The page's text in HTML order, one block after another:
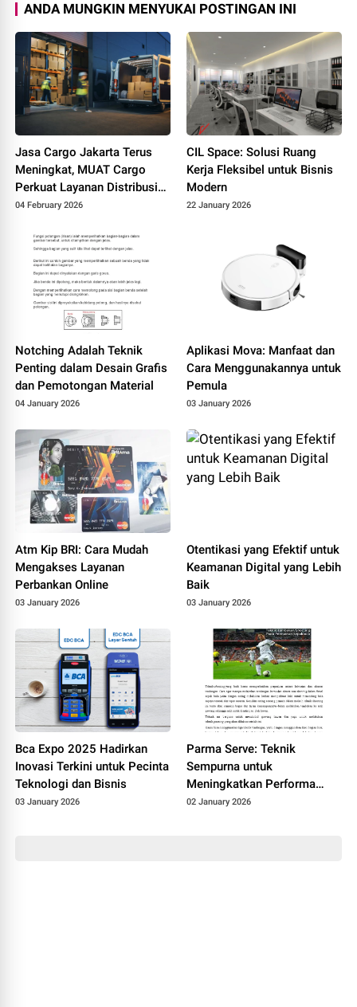
ANDA MUNGKIN MENYUKAI POSTINGAN INI
Jasa Cargo Jakarta Terus
Meningkat, MUAT Cargo
Perkuat Layanan Distribusi
Antar Kota dan Antar Pulau
04 February 2026
CIL Space: Solusi Ruang
Kerja Fleksibel untuk Bisnis
Modern
22 January 2026
Notching Adalah Teknik
Penting dalam Desain Grafis
dan Pemotongan Material
04 January 2026
Aplikasi Mova: Manfaat dan
Cara Menggunakannya untuk
Pemula
03 January 2026
Atm Kip BRI: Cara Mudah
Mengakses Layanan
Perbankan Online
03 January 2026
Otentikasi yang Efektif untuk
Keamanan Digital yang Lebih
Baik
03 January 2026
Bca Expo 2025 Hadirkan
Inovasi Terkini untuk Pecinta
Teknologi dan Bisnis
03 January 2026
Parma Serve: Teknik
Sempurna untuk
Meningkatkan Performa
Sepak Bola Anda
02 January 2026